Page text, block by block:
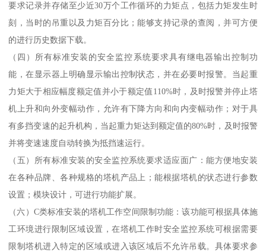
要求记录并存储至少近30万个工作循环的力矩点，包括力矩发生时
刻，当时的吊重以及力矩百分比；能够支持记录的查阅，并可方便
的进行历史数据下载。
（四）所有标准安装的安全监控系统要求具有继电器输出控制功
能，在显示器上明确显示输出控制状态，并在必要时报警。当起重
力矩大于相应幅度额定值并小于额定值110%时，及时报警并停止塔
机上升和向外变幅动作，允许有下降方向和向内变幅动作；对于具
有多挡变速的起升机构，当起重力矩达到额定值的80%时，及时报警
并将变速速度自动转换为抵挡速运行。
（五）所有标准安装的安全监控系统要求适应面广：能方便地安装
在各种品牌、各种规格的塔机产品上；能根据塔机的状态进行参数
设置；模块设计，可进行功能扩展。
（六）C类标准安装的塔机工作空间限制功能：该功能可根据具体施
工环境进行限制区域设置，在塔机工作时安全监控系统可根据需要
限制塔机进入特定的区域或进入该区域后不允许吊载。具体要求参